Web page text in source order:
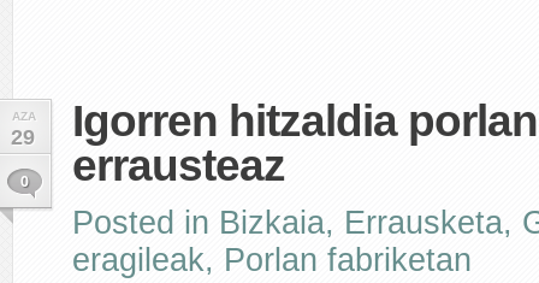
AZA
29
0
Igorren hitzaldia
errausteaz
Posted in Bizkaia, Errausketa,
eragileak, Porlan fabriketan